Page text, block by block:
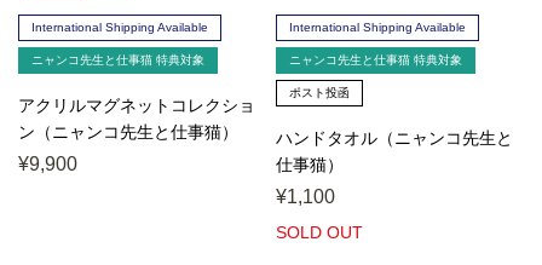
International Shipping Available
ニャンコ先生と仕事猫 特典対象
アクリルマグネットコレクショ
ン（ニャンコ先生と仕事猫）
BOX
¥9,900
International Shipping Available
ニャンコ先生と仕事猫 特典対象
ポスト投函
ハンドタオル（ニャンコ先生と
仕事猫）
¥1,100
SOLD OUT